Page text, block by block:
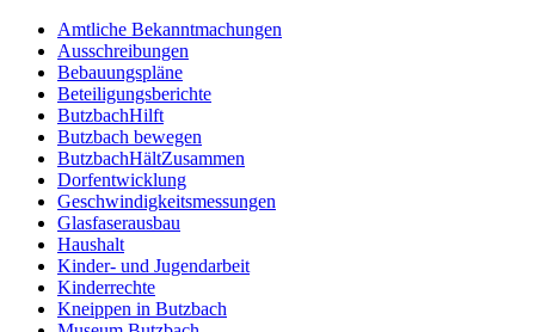
Amtliche Bekanntmachungen
Ausschreibungen
Bebauungspläne
Beteiligungsberichte
ButzbachHilft
Butzbach bewegen
ButzbachHältZusammen
Dorfentwicklung
Geschwindigkeitsmessungen
Glasfaserausbau
Haushalt
Kinder- und Jugendarbeit
Kinderrechte
Kneippen in Butzbach